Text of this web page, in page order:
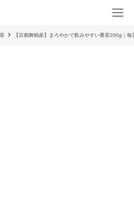
【京都舞鶴産】まろやかで飲みやすい番茶200g｜